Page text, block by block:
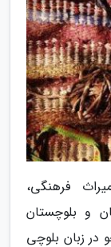
فرهنگی،
و بلوچستان
در زبان بلوچی